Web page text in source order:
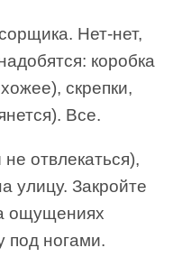
Нет-нет,
коробка
скрепки,
Все.
отвлекаться),
улицу. Закройте
ощущениях
под ногами.